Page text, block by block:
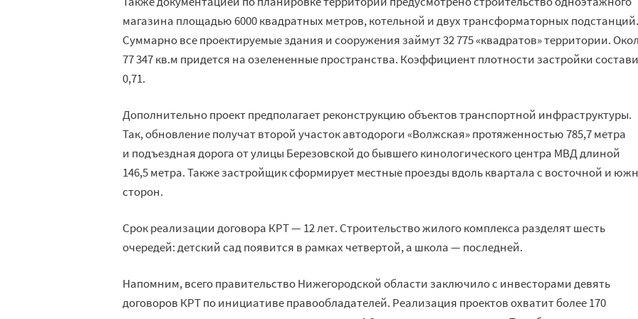
магазина площадью 6000 квадратных метров, котельной и двух трансформаторных подстанций.
Суммарно все проектируемые здания и сооружения займут 32 775 «квадратов» территории.
77 347 кв.м придется на озелененные пространства. Коэффициент плотности застройки
0,71.
Дополнительно проект предполагает реконструкцию объектов транспортной инфраструктуры.
Так, обновление получат второй участок автодороги «Волжская» протяженностью 785,7 метра
и подъездная дорога от улицы Березовской до бывшего кинологического центра МВД длиной
146,5 метра. Также застройщик сформирует местные проезды вдоль квартала с восточной и
сторон.
Срок реализации договора КРТ — 12 лет. Строительство жилого комплекса разделят шесть
очередей: детский сад появится в рамках четвертой, а школа — последней.
Напомним, всего правительство Нижегородской области заключило с инвесторами девять
договоров КРТ по инициативе правообладателей. Реализация проектов охватит более 170